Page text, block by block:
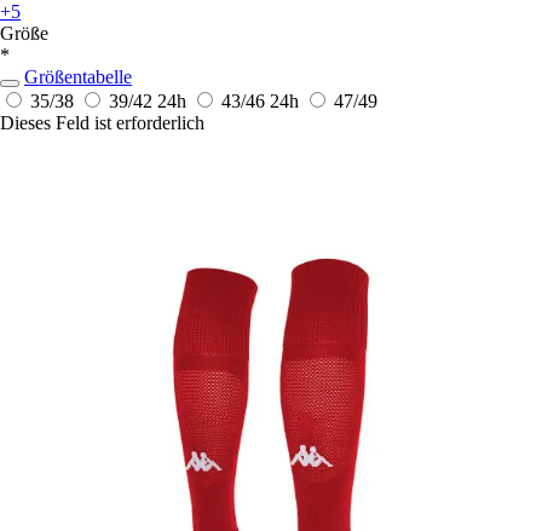
+5
Größe
*
Größentabelle
35/38
39/42 24h 43/46 24h
47/49
Dieses Feld ist erforderlich